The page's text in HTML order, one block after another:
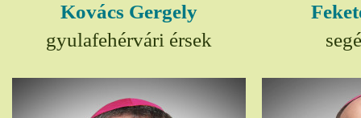
Kovács Gergely
gyulafehérvári érsek